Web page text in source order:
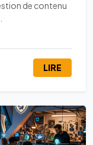
de contenu
LIRE